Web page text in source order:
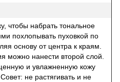
чтобы набрать тональное
похлопывать пуховкой по
основу от центра к краям.
можно нанести второй слой.
и увлажненную кожу
не растягивать и не